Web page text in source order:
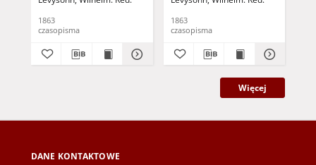
1863
czasopisma
1863
czasopisma
Więcej
DANE KONTAKTOWE